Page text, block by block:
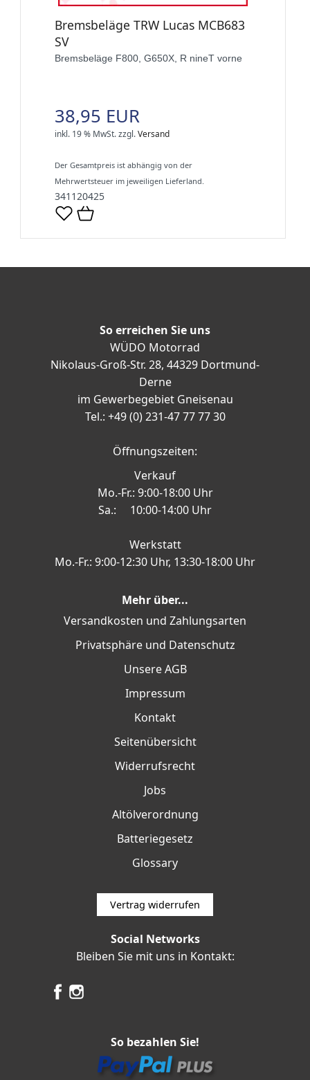
Bremsbeläge TRW Lucas MCB683
SV
Bremsbeläge F800, G650X, R nineT vorne
38,95 EUR
inkl. 19 % MwSt.zzgl.Versand
Der Gesamtpreis ist abhängig von der
Mehrwertsteuer im jeweiligen Lieferland.
341120425
So erreichen Sie uns
WÜDO Motorrad
Nikolaus-Groß-Str. 28, 44329 Dortmund-
Derne
im Gewerbegebiet Gneisenau
Tel.: +49 (0) 231-47 77 77 30
Öffnungszeiten:
Verkauf
Mo.-Fr.: 9:00-18:00 Uhr
Sa.: 10:00-14:00 Uhr
Werkstatt
Mo.-Fr.: 9:00-12:30 Uhr, 13:30-18:00 Uhr
Mehr über...
Versandkosten und Zahlungsarten
Privatsphäre und Datenschutz
Unsere AGB
Impressum
Kontakt
Seitenübersicht
Widerrufsrecht
Jobs
Altölverordnung
Batteriegesetz
Glossary
Vertrag widerrufen
Social Networks
Bleiben Sie mit uns in Kontakt:
So bezahlen Sie!